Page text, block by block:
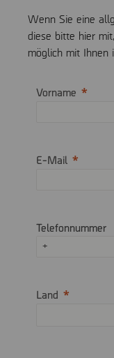
Wenn Sie eine
diese bitte hier
möglich mit Ihnen
Vorname
E-Mail
Telefonnummer
Land